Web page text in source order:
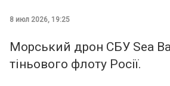
8 июл 2026, 19:25
Морський дрон СБУ Sea
тіньового флоту Росії.